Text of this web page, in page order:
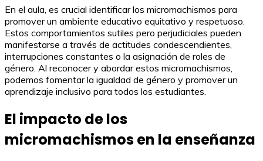
En el aula, es crucial identificar los micromachismos para
promover un ambiente educativo equitativo y respetuoso.
Estos comportamientos sutiles pero perjudiciales pueden
manifestarse a través de actitudes condescendientes,
interrupciones constantes o la asignación de roles de
género. Al reconocer y abordar estos micromachismos,
podemos fomentar la igualdad de género y promover un
aprendizaje inclusivo para todos los estudiantes.
El impacto de los
micromachismos en la enseñanza